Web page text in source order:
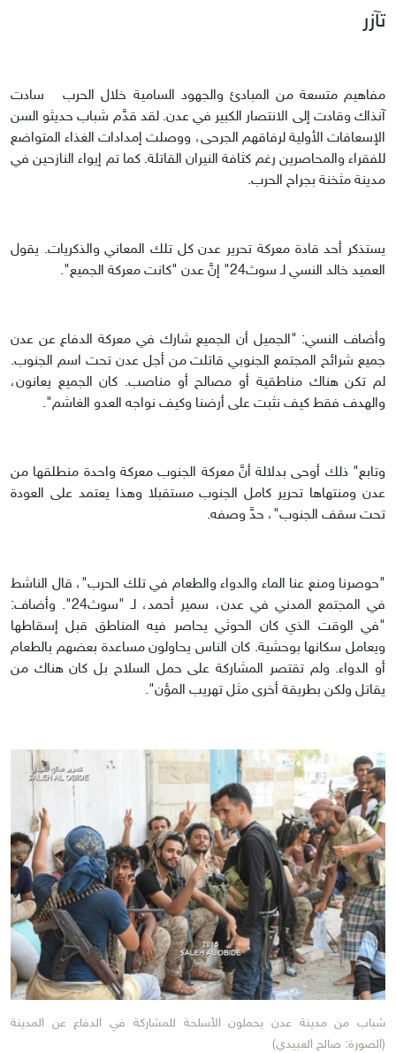
تآزر
مفاهيم متسعة من المبادئ والجهود السامية خلال الحرب سادت
آنذاك وقادت إلى الانتصار الكبير في عدن. لقد قدَّم شباب حديثو السن
الإسعافات الأولية لرفاقهم الجرحى، ووصلت إمدادات الغذاء المتواضع
للفقراء والمحاصرين رغم كثافة النيران القاتلة. كما تم إيواء النازحين في
مدينة مثخنة بجراح الحرب.
يستذكر أحد قادة معركة تحرير عدن كل تلك المعاني والذكريات. يقول
العميد خالد النسي لـ سوث24" إنَّ عدن "كانت معركة الجميع".
وأضاف النسي: "الجميل أن الجميع شارك في معركة الدفاع عن عدن
جميع شرائح المجتمع الجنوبي قاتلت من أجل عدن تحت اسم الجنوب.
لم تكن هناك مناطقية أو مصالح أو مناصب. كان الجميع يعانون،
والهدف فقط كيف نثبت على أرضنا وكيف نواجه العدو الغاشم".
وتابع" ذلك أوحى بدلالة أنَّ معركة الجنوب معركة واحدة منطلقها من
عدن ومنتهاها تحرير كامل الجنوب مستقبلا وهذا يعتمد على العودة
تحت سقف الجنوب"، حدَّ وصفه.
"حوصرنا ومنع عنا الماء والدواء والطعام في تلك الحرب"، قال الناشط
في المجتمع المدني في عدن، سمير أحمد، لـ "سوث24". وأضاف:
"في الوقت الذي كان الحوثي يحاصر فيه المناطق قبل إسقاطها
ويعامل سكانها بوحشية. كان الناس يحاولون مساعدة بعضهم بالطعام
أو الدواء. ولم تقتصر المشاركة على حمل السلاح بل كان هناك من
يقاتل ولكن بطريقة أخرى مثل تهريب المؤن".
شباب من مدينة عدن يحملون الأسلحة للمشاركة في الدفاع عن المدينة
(الصورة: صالح العبيدي)